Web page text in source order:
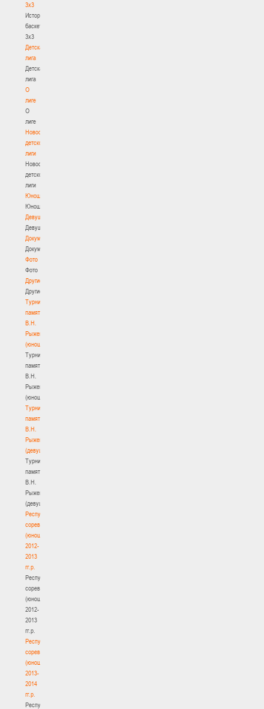
3х3
История
баскетбола
3х3
Детская
лига
Детская
лига
О
лиге
О
лиге
Новости
детской
лиги
Новости
детской
лиги
Юноши
Юноши
Девушки
Девушки
Документы
Документы
Фото
Фото
Другие
Другие
Турнир
памяти
В.Н.
Рыженкова
(юноши)
Турнир
памяти
В.Н.
Рыженкова
(юноши)
Турнир
памяти
В.Н.
Рыженкова
(девушки)
Турнир
памяти
В.Н.
Рыженкова
(девушки)
Республиканские
соревнования
(юноши)
2012-
2013
гг.р.
Республиканские
соревнования
(юноши)
2012-
2013
гг.р.
Республиканские
соревнования
(юноши)
2013-
2014
гг.р.
Республиканские